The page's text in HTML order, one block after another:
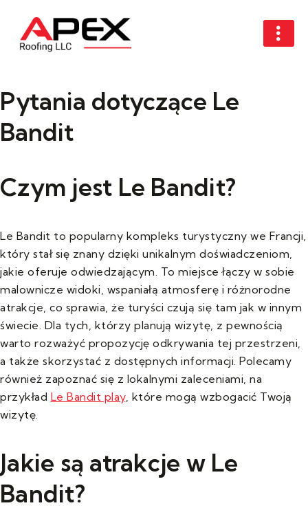
Pytania dotyczące Le
Bandit
Czym jest Le Bandit?
Le Bandit to popularny kompleks turystyczny we Francji,
który stał się znany dzięki unikalnym doświadczeniom,
jakie oferuje odwiedzającym. To miejsce łączy w sobie
malownicze widoki, wspaniałą atmosferę i różnorodne
atrakcje, co sprawia, że turyści czują się tam jak w innym
świecie. Dla tych, którzy planują wizytę, z pewnością
warto rozważyć propozycję odkrywania tej przestrzeni,
a także skorzystać z dostępnych informacji. Polecamy
również zapoznać się z lokalnymi zaleceniami, na
przykład Le Bandit play, które mogą wzbogacić Twoją
wizytę.
Jakie są atrakcje w Le
Bandit?